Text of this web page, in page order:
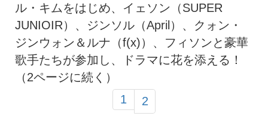
ル・キムをはじめ、イェソン（SUPER
JUNIOIR）、ジンソル（April）、クォン・
ジンウォン＆ルナ（f(x)）、フィソンと豪華
歌手たちが参加し、ドラマに花を添える！
（2ページに続く）
1
2